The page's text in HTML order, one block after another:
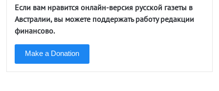
Если вам нравится онлайн-версия русской газеты в
Австралии, вы можете поддержать работу редакции
финансово.
Make a Donation